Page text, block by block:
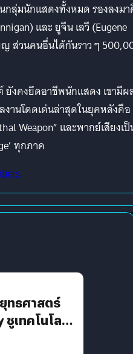
กลุ่มนักแสดงทั้งหมด รองลงม
และ ยูจีน เลวี (Eugene
ส่วนคนอื่นได้กันราว ๆ
งคงยึดอาชีพนักแสดง เขามีผ
งานโดดเด่นล่าสุดในยุคหลังคือ
Weapon” และพากย์เสียงเ
ทุกภาค
ยุทธศาสตร์
เทคโนโลยี